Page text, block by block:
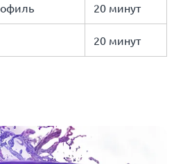
20 минут
20 минут